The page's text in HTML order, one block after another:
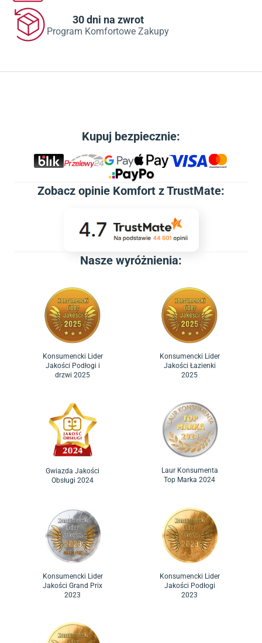
30 dni na zwrot
Program Komfortowe Zakupy
Kupuj bezpiecznie:
Zobacz opinie Komfort z TrustMate:
Nasze wyróżnienia:
Konsumencki Lider
Jakości Podłogi i
drzwi 2025
Konsumencki Lider
Jakości Łazienki
2025
Gwiazda Jakości
Obsługi 2024
Laur Konsumenta
Top Marka 2024
Konsumencki Lider
Jakości Grand Prix
2023
Konsumencki Lider
Jakości Podłogi
2023